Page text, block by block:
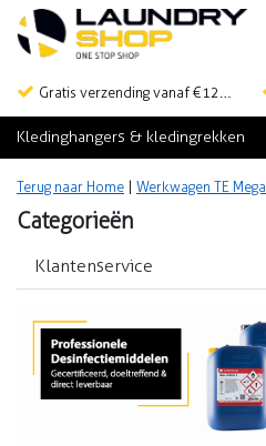
Gratis verzending vanaf €125,-
Kledinghangers & kledingrekken
Terug naar Home Werkwagen TE Mega
Categorieën
Klantenservice